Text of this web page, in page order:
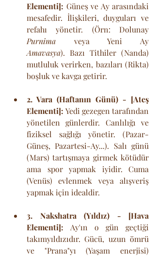
Elementi]: Güneş ve Ay arasındaki
mesafedir. İlişkileri, duyguları ve
Purnima
Amavasya). Bazı Tithiler (Nanda)
mutluluk verirken, bazıları (Rikta)
boşluk ve kavga getirir.
2. Vara (Haftanın Günü) - [Ateş
Elementi]: Yedi gezegen tarafından
yönetilen günlerdir. Canlılığı ve
fiziksel sağlığı yönetir. (Pazar-
Güneş, Pazartesi-Ay...). Salı günü
(Mars) tartışmaya girmek kötüdür
ama spor yapmak iyidir. Cuma
(Venüs) evlenmek veya alışveriş
yapmak için idealdir.
3. Nakshatra (Yıldız) - [Hava
Elementi]: Ay'ın o gün geçtiği
takımyıldızıdır. Gücü, uzun ömrü
ve "Prana"yı (Yaşam enerjisi)